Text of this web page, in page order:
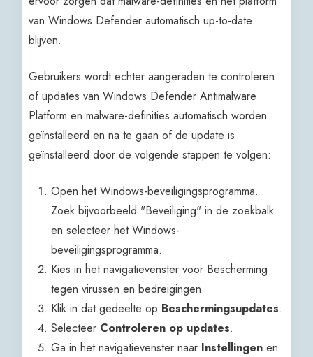
van Windows Defender automatisch up-to-date
blijven.
Gebruikers wordt echter aangeraden te controleren
of updates van Windows Defender Antimalware
Platform en malware-definities automatisch worden
geïnstalleerd en na te gaan of de update is
geïnstalleerd door de volgende stappen te volgen:
Open het Windows-beveiligingsprogramma.
Zoek bijvoorbeeld "Beveiliging" in de zoekbalk
en selecteer het Windows-
beveiligingsprogramma.
Kies in het navigatievenster voor Bescherming
tegen virussen en bedreigingen.
Klik in dat gedeelte op Beschermingsupdates.
Selecteer Controleren op updates.
Ga in het navigatievenster naar Instellingen en